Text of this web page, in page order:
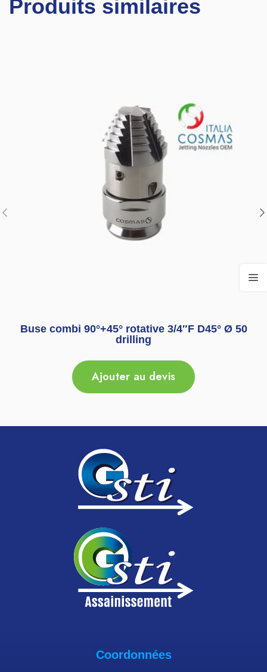
Produits similaires
Buse combi 90°+45° rotative 3/4″F D45° Ø 50
drilling
Ajouter au devis
Coordonnées